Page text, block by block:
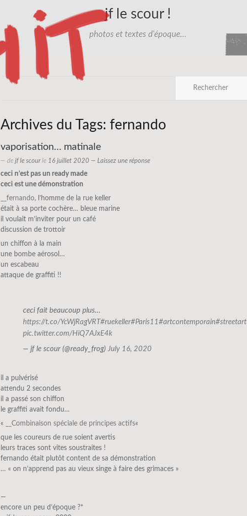
jf le scour !
photos et textes d'époque…
Archives du Tags: fernando
vaporisation… matinale
— de jf le scourle 16 juillet 2020 — Laissez une réponse
ceci n’est pas un ready made
ceci est une démonstration
__fernando, l’homme de la rue keller
était à sa porte cochère… bleue marine
il voulait m’inviter pour un café
discussion de trottoir
un chiffon à la main
une bombe aérosol…
un escabeau
attaque de graffiti !!
ceci fait beaucoup plus…
https://t.co/YcWjRagVRT#ruekeller#Paris11#artcontemporain#streetart
pic.twitter.com/HiQ7AJxE4k
— jf le scour (@ready_frog) July 16, 2020
il a pulvérisé
attendu 2 secondes
il a passé son chiffon
le graffiti avait fondu…
«
__Combinaison spéciale de principes actifs«
que les coureurs de rue soient avertis
leurs traces sont vites soustraites !
fernando était plutôt content de sa démonstration
… « on n’apprend pas au vieux singe à faire des grimaces »
—
encore un peu d’époque ?*